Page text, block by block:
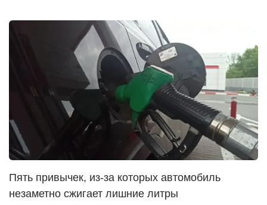
Пять привычек, из-за которых автомобиль
незаметно сжигает лишние литры